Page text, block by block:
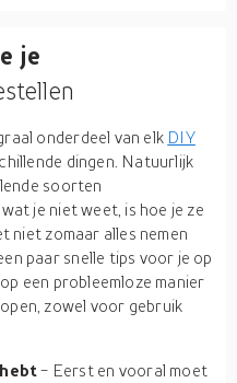
je
onderdeel van elk DIY
dingen. Natuurlijk
soorten
je niet weet, is hoe je ze
niet zomaar alles nemen
paar snelle tips voor je op
een probleemloze manier
zowel voor gebruik
hebt- Eerst en vooral moet